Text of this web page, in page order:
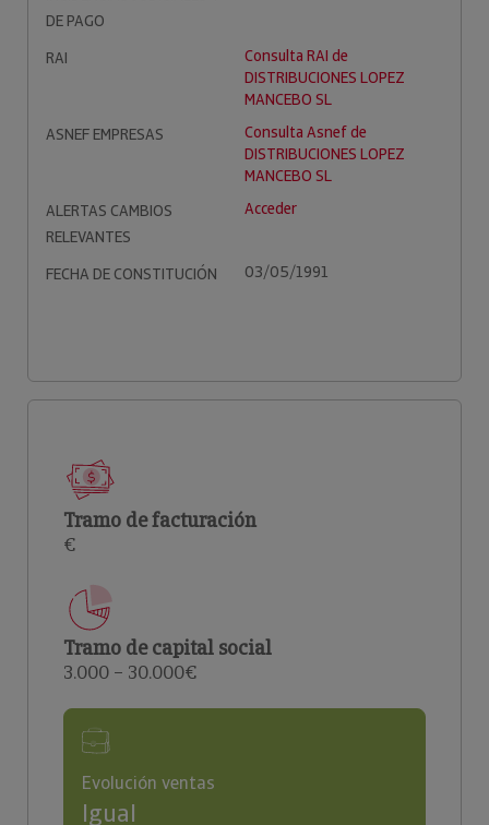
DE PAGO
RAI
Consulta RAI de
DISTRIBUCIONES LOPEZ
MANCEBO SL
ASNEF EMPRESAS
Consulta Asnef de
DISTRIBUCIONES LOPEZ
MANCEBO SL
ALERTAS CAMBIOS
RELEVANTES
Acceder
FECHA DE CONSTITUCIÓN 03/05/1991
Tramo de facturación
€
Tramo de capital social
3.000 – 30.000€
Evolución ventas
Igual